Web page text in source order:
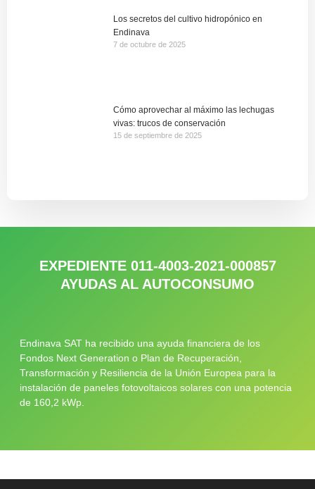
Los secretos del cultivo hidropónico en
Endinava
7 de octubre de 2025
Cómo aprovechar al máximo las lechugas
vivas: trucos de conservación
15 de septiembre de 2025
EXPEDIENTE 011-4003-2021-000857
AYUDAS AL AUTOCONSUMO
Endinava SAT ha recibido una ayuda financiera de los
Fondos Next Generation o Plan de Recuperación,
Transformación y Resiliencia de la Unión Europea para la
instalación de paneles fotovoltaicos solares con una potencia
de 160,2 kWp.